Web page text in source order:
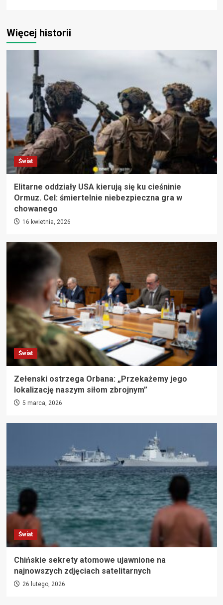
Więcej historii
Świat
Elitarne oddziały USA kierują się ku cieśninie
Ormuz. Cel: śmiertelnie niebezpieczna gra w
chowanego
16 kwietnia, 2026
Świat
Zełenski ostrzega Orbana: „Przekażemy jego
lokalizację naszym siłom zbrojnym”
5 marca, 2026
Świat
Chińskie sekrety atomowe ujawnione na
najnowszych zdjęciach satelitarnych
26 lutego, 2026